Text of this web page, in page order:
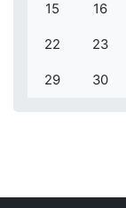
15 16
22 23
29 30